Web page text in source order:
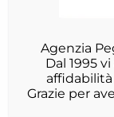
Agenzia
Dal 1995
Grazie per